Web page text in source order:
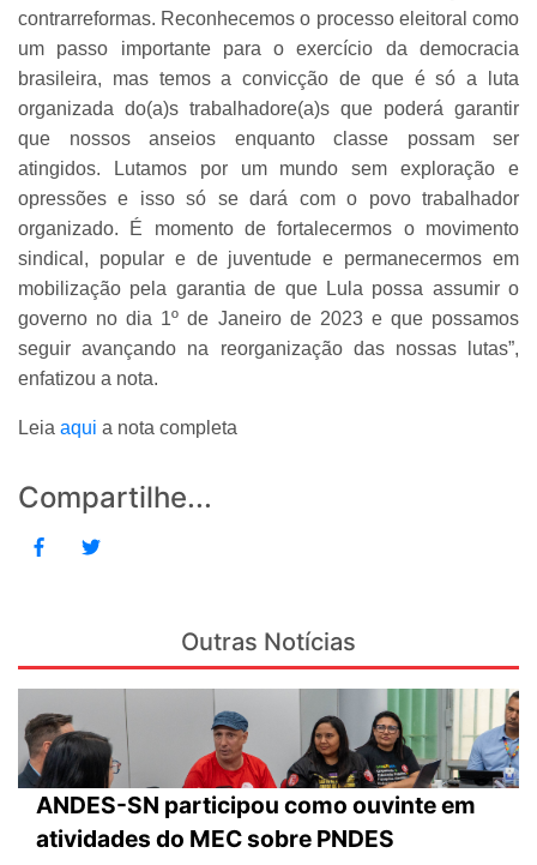
contrarreformas. Reconhecemos o processo eleitoral como
um passo importante para o exercício da democracia
brasileira, mas temos a convicção de que é só a luta
organizada do(a)s trabalhadore(a)s que poderá garantir
que nossos anseios enquanto classe possam ser
atingidos. Lutamos por um mundo sem exploração e
opressões e isso só se dará com o povo trabalhador
organizado. É momento de fortalecermos o movimento
sindical, popular e de juventude e permanecermos em
mobilização pela garantia de que Lula possa assumir o
governo no dia 1º de Janeiro de 2023 e que possamos
seguir avançando na reorganização das nossas lutas”,
enfatizou a nota.
Leia aqui a nota completa
Compartilhe...
Outras Notícias
ANDES-SN participou como ouvinte em
atividades do MEC sobre PNDES